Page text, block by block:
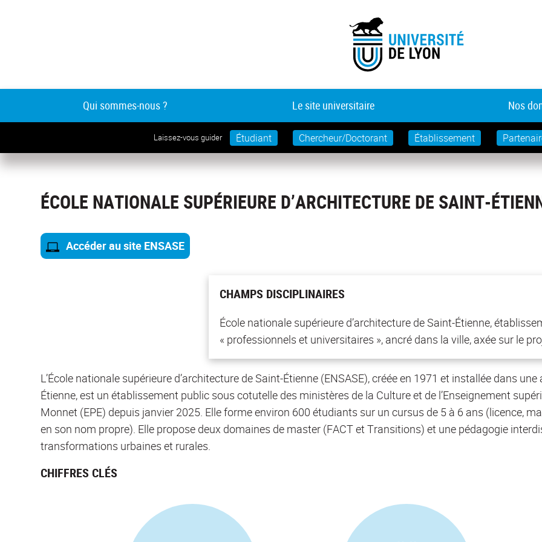
Qui sommes-nous ? Le site universitaire Nos
Laissez-vous guider Étudiant Chercheur/Doctorant Établissement
ÉCOLE NATIONALE SUPÉRIEURE D’ARCHITECTURE DE SAINT-
Accéder au site ENSASE
L’École nationale supérieure d’architecture de Saint-Étienne (ENSASE), créée en 1971 et installée dans
Étienne, est un établissement public sous cotutelle des ministères de la Culture et de l’Enseignement
Monnet (EPE) depuis janvier 2025. Elle forme environ 600 étudiants sur un cursus de 5 à 6 ans (licence,
en son nom propre). Elle propose deux domaines de master (FACT et Transitions) et une pédagogie
transformations urbaines et rurales.
CHIFFRES CLÉS
CHAMPS DISCIPLINAIRES
École nationale supérieure d’architecture de Saint-Étienne,
« professionnels et universitaires », ancré dans la ville, axée sur le